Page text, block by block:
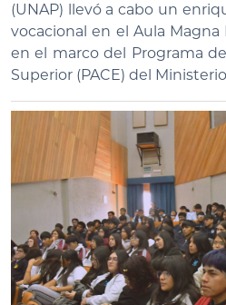
(UNAP) llevó a cabo un
vocacional en el Aula Magna
en el marco del Programa
Superior (PACE) del